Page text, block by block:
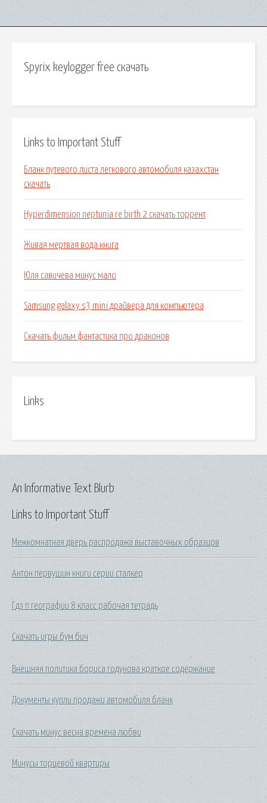
Spyrix keylogger free скачать
Links to Important Stuff
Бланк путевого листа легкового автомобиля казахстан
скачать
Hyperdimension neptunia re birth 2 скачать торрент
Живая мертвая вода книга
Юля савичева минус мало
Samsung galaxy s3 mini драйвера для компьютера
Скачать фильм фантастика про драконов
Links
Links to Important Stuff
Межкомнатная дверь распродажа выставочных образцов
Антон первушин книги серии сталкер
Гдз п географии 8 класс рабочая тетрадь
Скачать игры бум бич
Внешняя политика бориса годунова краткое содержание
Документы купли продажи автомобиля бланк
Скачать минус весна времена любви
Минусы торцевой квартиры
An Informative Text Blurb